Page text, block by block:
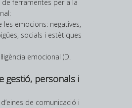
de ferramentes per a la
les emocions: negatives,
socials i estètiques
emocional (D.
gestió, personals i
de comunicació i